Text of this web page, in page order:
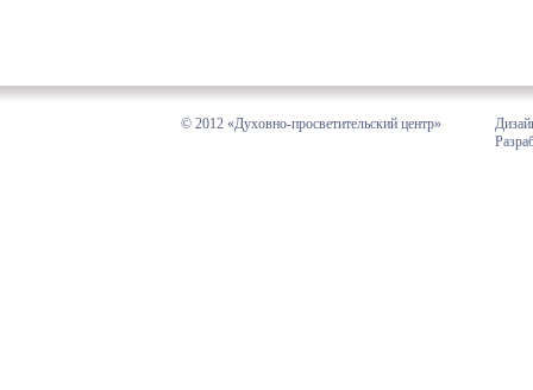
© 2012 «Духовно-просветительский центр»